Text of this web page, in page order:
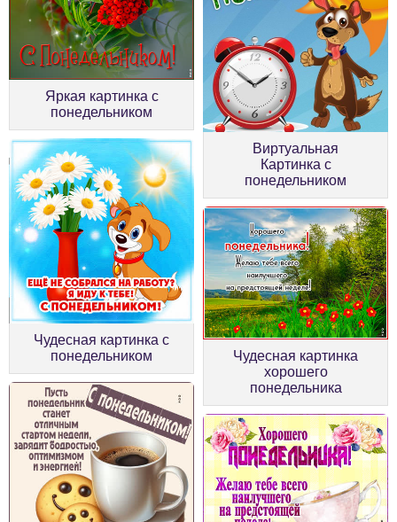
Яркая картинка с
понедельником
Виртуальная
Картинка с
понедельником
Чудесная картинка с
понедельником
Чудесная картинка
хорошего
понедельника